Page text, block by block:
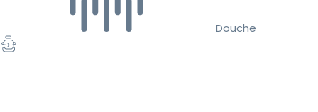
Douche